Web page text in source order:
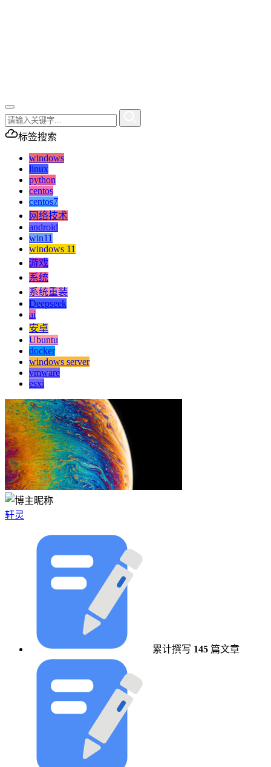
标签搜索
windows
linux
python
centos
centos7
网络技术
android
win11
windows 11
游戏
系统
系统重装
Deepseek
ai
安卓
Ubuntu
docker
windows server
vmware
esxi
轩灵
累计撰写 145 篇文章